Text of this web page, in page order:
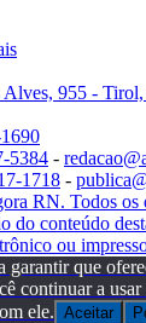
Alves, 955 -
5384 -
1718 -
RN. Todos os
do conteúdo
ou
garantir que
continuar a
ele. Aceitar